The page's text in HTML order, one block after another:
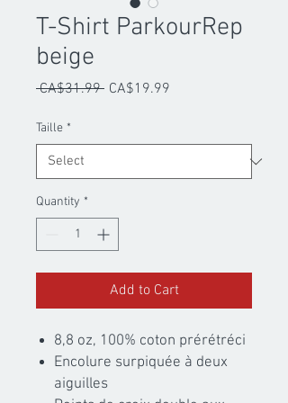
T-Shirt ParkourRep
beige
CA$31.99 Regular
CA$19.99
Taille *
Quantity *
Add to Cart
8,8 oz, 100% coton prérétréci
Encolure surpiquée à deux
aiguilles